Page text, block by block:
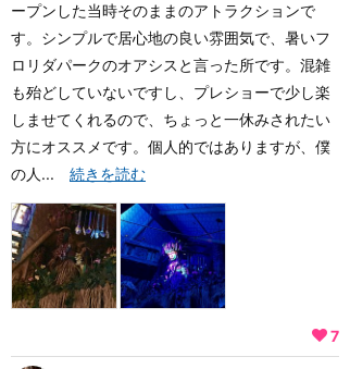
ープンした当時そのままのアトラクションで
す。シンプルで居心地の良い雰囲気で、暑いフ
ロリダパークのオアシスと言った所です。混雑
も殆どしていないですし、プレショーで少し楽
しませてくれるので、ちょっと一休みされたい
方にオススメです。個人的ではありますが、僕
の人... 続きを読む
7